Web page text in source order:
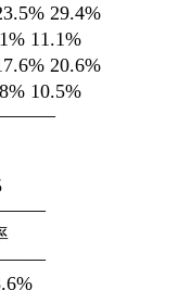
29.4%
11.1%
20.6%
10.5%